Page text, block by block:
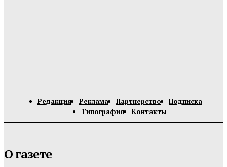
Редакция Реклама Партнерство
Подписка
Типография
Контакты
О газете